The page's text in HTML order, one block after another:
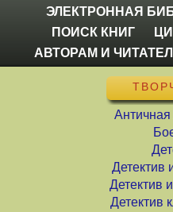
ЭЛЕКТРОННАЯ
ПОИСК КНИГ
АВТОРАМ И
Античная
Детектив
Детектив
Детектив